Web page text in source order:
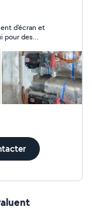
d'ordinateur.
d'écran et
pour des